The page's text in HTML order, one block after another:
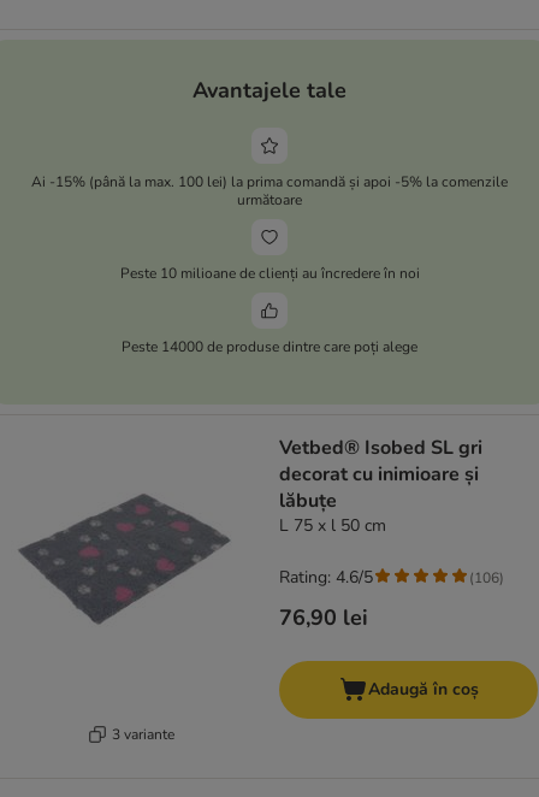
Avantajele tale
Ai -15% (până la max. 100 lei) la prima comandă și apoi -5% la comenzile
următoare
Peste 10 milioane de clienți au încredere în noi
Peste 14000 de produse dintre care poți alege
3 variante
Vetbed® Isobed SL gri
decorat cu inimioare și
lăbuțe
L 75 x l 50 cm
76,90 lei
Rating: 4.6/5 (106)
Adaugă în coș